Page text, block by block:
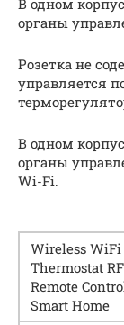
органы
Розетка не
управляется
В одном
органы
Wi-Fi.
Wireless WiFi
Thermostat
Remote
Smart Home